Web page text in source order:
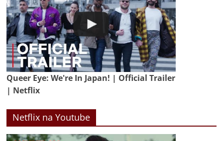
Queer Eye: We're In Japan! | Official Trailer
| Netflix
Netflix na Youtube